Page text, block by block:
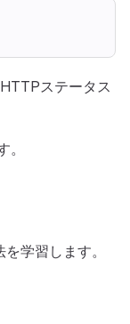
ステータス
学習します。